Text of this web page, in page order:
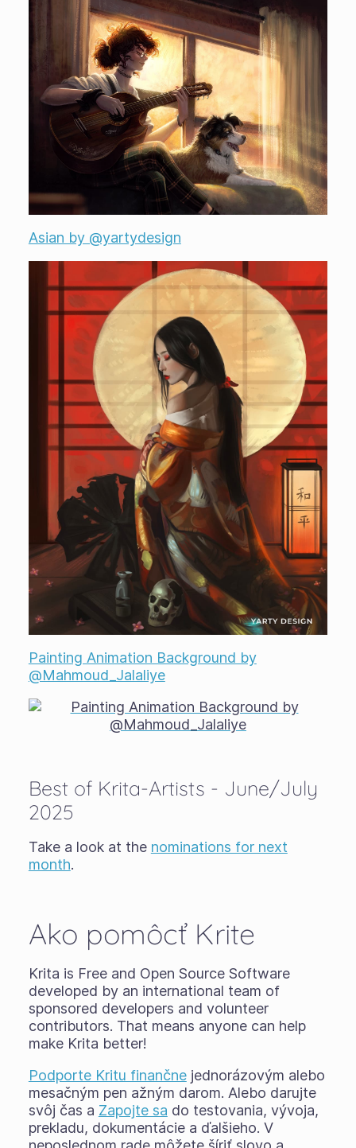
Asian by @yartydesign
Painting Animation Background by
@Mahmoud_Jalaliye
Best of Krita-Artists - June/July
2025
Take a look at the nominations for next
month.
Ako pomôcť Krite
Krita is Free and Open Source Software
developed by an international team of
sponsored developers and volunteer
contributors. That means anyone can help
make Krita better!
Podporte Kritu finančnejednorázovým alebo
mesačným pen ažným darom. Alebo darujte
svôj čas a Zapojte sa do testovania, vývoja,
prekladu, dokumentácie a ďalšieho. V